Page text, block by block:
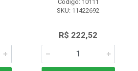
Código: 10111
SKU: 11422692
R$ 222,52